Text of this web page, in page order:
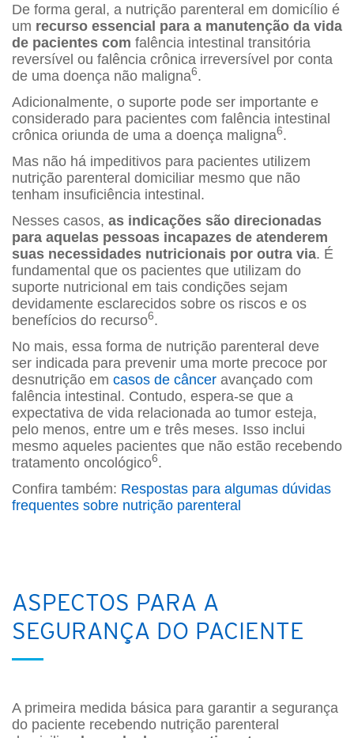
De forma geral, a nutrição parenteral em domicílio é
um recurso essencial para a manutenção da vida
de pacientes com falência intestinal transitória
reversível ou falência crônica irreversível por conta
de uma doença não maligna6.
Adicionalmente, o suporte pode ser importante e
considerado para pacientes com falência intestinal
crônica oriunda de uma a doença maligna6.
Mas não há impeditivos para pacientes utilizem
nutrição parenteral domiciliar mesmo que não
tenham insuficiência intestinal.
Nesses casos, as indicações são direcionadas
para aquelas pessoas incapazes de atenderem
suas necessidades nutricionais por outra via. É
fundamental que os pacientes que utilizam do
suporte nutricional em tais condições sejam
devidamente esclarecidos sobre os riscos e os
benefícios do recurso6.
No mais, essa forma de nutrição parenteral deve
ser indicada para prevenir uma morte precoce por
desnutrição em casos de câncer avançado com
falência intestinal. Contudo, espera-se que a
expectativa de vida relacionada ao tumor esteja,
pelo menos, entre um e três meses. Isso inclui
mesmo aqueles pacientes que não estão recebendo
tratamento oncológico6.
Confira também: Respostas para algumas dúvidas
frequentes sobre nutrição parenteral
ASPECTOS PARA A
SEGURANÇA DO PACIENTE
A primeira medida básica para garantir a segurança
do paciente recebendo nutrição parenteral